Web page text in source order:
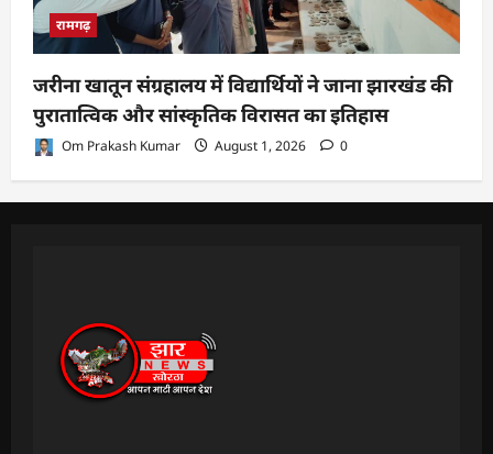
रामगढ़
जरीना खातून संग्रहालय में विद्यार्थियों ने जाना झारखंड की
पुरातात्विक और सांस्कृतिक विरासत का इतिहास
Om Prakash Kumar August 1, 2026 0